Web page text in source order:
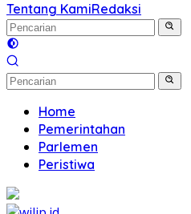
Tentang KamiRedaksi
Home
Pemerintahan
Parlemen
Peristiwa